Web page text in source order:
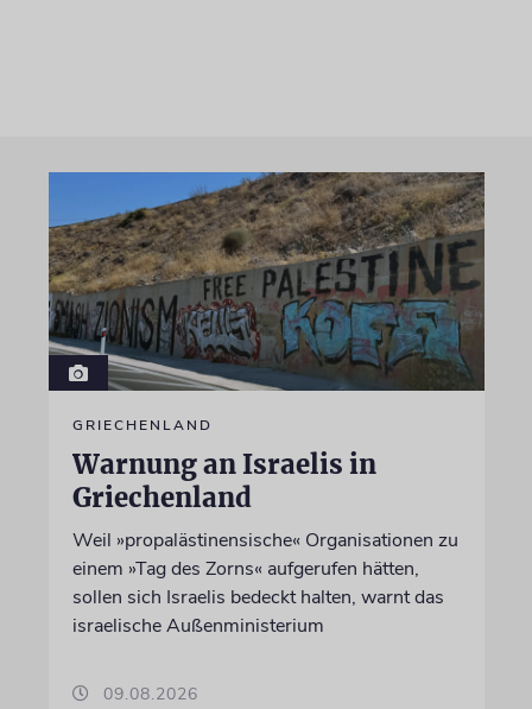
GRIECHENLAND
Warnung an Israelis in
Griechenland
Weil »propalästinensische« Organisationen zu
einem »Tag des Zorns« aufgerufen hätten,
sollen sich Israelis bedeckt halten, warnt das
israelische Außenministerium
09.08.2026